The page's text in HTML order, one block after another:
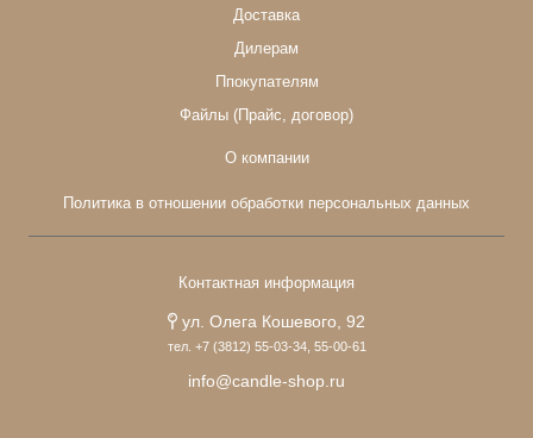
Доставка
Дилерам
Ппокупателям
Файлы (Прайс, договор)
О компании
Политика в отношении обработки персональных данных
Контактная информация
ул. Олега Кошевого, 92
тел. +7 (3812) 55-03-34, 55-00-61
info@candle-shop.ru